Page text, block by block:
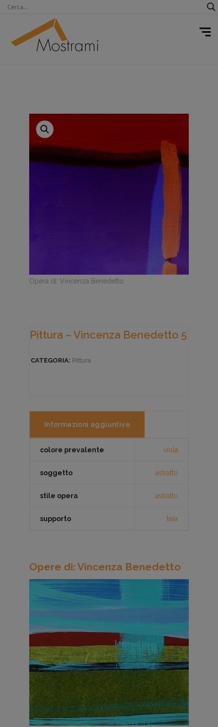
Opera di: Vincenza Benedetto
Pittura – Vincenza Benedetto 5
CATEGORIA: Pittura
Informazioni aggiuntive
colore prevalente viola
soggetto astratto
stile opera astratto
supporto tela
Opere di: Vincenza Benedetto